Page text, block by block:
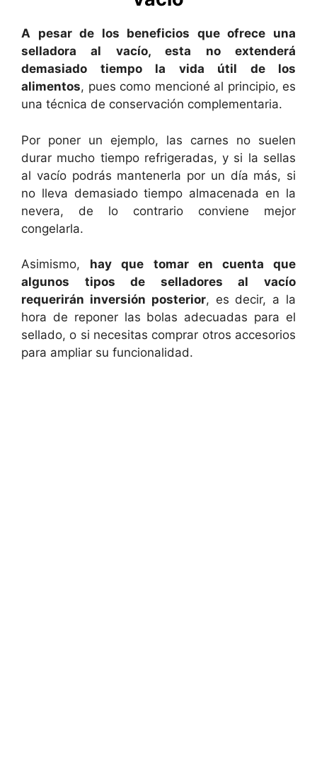
A pesar de los beneficios que ofrece una
selladora al vacío, esta no extenderá
demasiado tiempo la vida útil de los
alimentos, pues como mencioné al principio, es
una técnica de conservación complementaria.
Por poner un ejemplo, las carnes no suelen
durar mucho tiempo refrigeradas, y si la sellas
al vacío podrás mantenerla por un día más, si
no lleva demasiado tiempo almacenada en la
nevera, de lo contrario conviene mejor
congelarla.
Asimismo, hay que tomar en cuenta que
algunos tipos de selladores al vacío
requerirán inversión posterior, es decir, a la
hora de reponer las bolas adecuadas para el
sellado, o si necesitas comprar otros accesorios
para ampliar su funcionalidad.